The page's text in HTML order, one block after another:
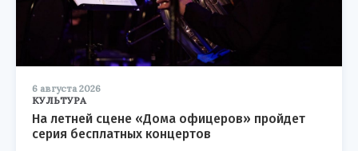
6 августа 2026
КУЛЬТУРА
На летней сцене «Дома офицеров» пройдет
серия бесплатных концертов